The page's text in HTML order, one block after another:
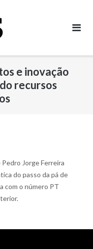
e inovação
recursos
Jorge Ferreira
do passo da pá de
com o número PT